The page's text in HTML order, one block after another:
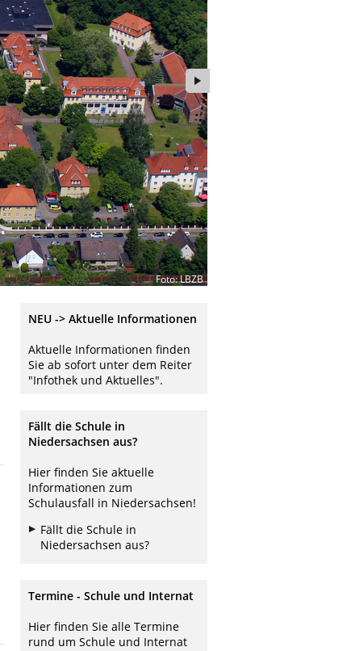
Foto: LBZB
NEU -> Aktuelle Informationen
Aktuelle Informationen finden
Sie ab sofort unter dem Reiter
"Infothek und Aktuelles".
Fällt die Schule in
Niedersachsen aus?
Hier finden Sie aktuelle
Informationen zum
Schulausfall in Niedersachsen!
Fällt die Schule in
Niedersachsen aus?
Termine - Schule und Internat
Hier finden Sie alle Termine
rund um Schule und Internat